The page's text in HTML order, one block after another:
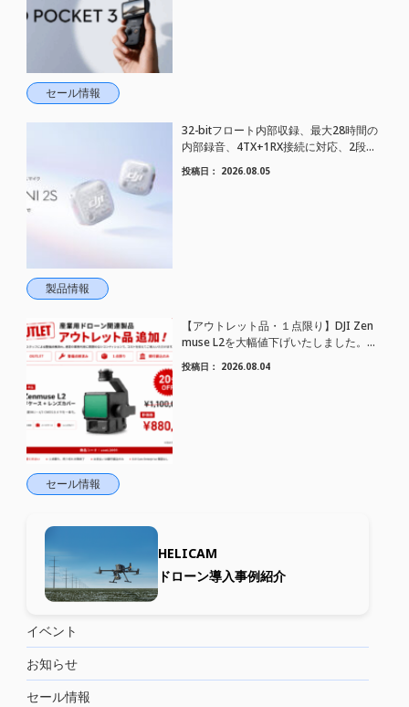
セール情報
製品情報
32-bitフロート内部収録、最大28時間の
内部録音、4TX+1RX接続に対応、2段階
AIノイズキャンセリング搭載｜コンパク
トワイヤレスマイク DJI Mic Mini 2S 登場
投稿日： 2026.08.05
セール情報
【アウトレット品・１点限り】DJI Zen
muse L2を大幅値下げいたしました。｜
HELICAM STORE
投稿日： 2026.08.04
HELICAM
ドローン導入事例紹介
イベント
お知らせ
セール情報